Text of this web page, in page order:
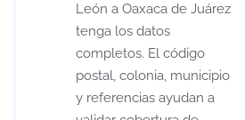
León a Oaxaca de Juárez
tenga los datos
completos. El código
postal, colonia, municipio
y referencias ayudan a